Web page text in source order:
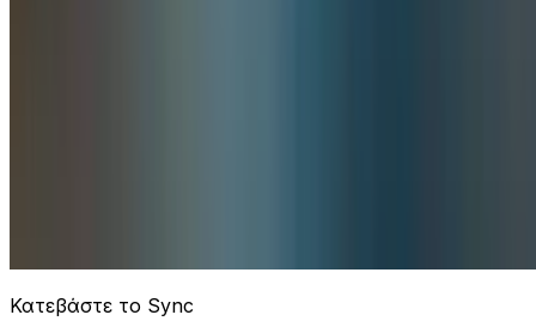
Κατεβάστε το Sync